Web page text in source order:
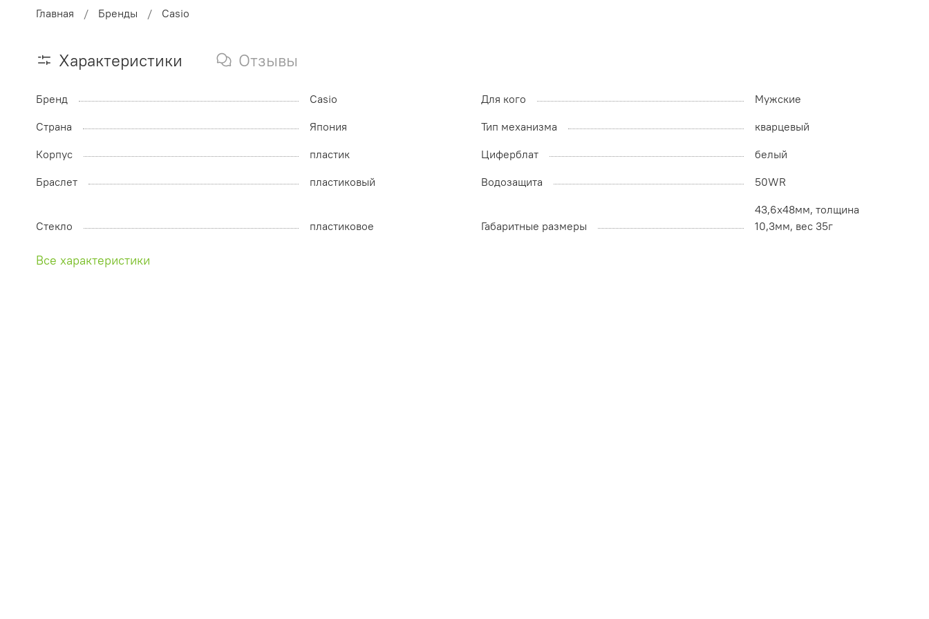
Главная Бренды Casio
Характеристики Отзывы
Бренд Casio Для кого
Мужские
Страна
Япония Тип механизма
кварцевый
Корпус
пластик Циферблат
белый
Браслет
пластиковый Водозащита 50WR
Стекло пластиковое Габаритные размеры
43,6x48мм, толщина
10,3мм, вес 35г
Все характеристики